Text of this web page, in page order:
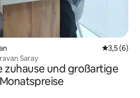
3,5 (6)
Saray
zuhause und großartige
Monatspreise